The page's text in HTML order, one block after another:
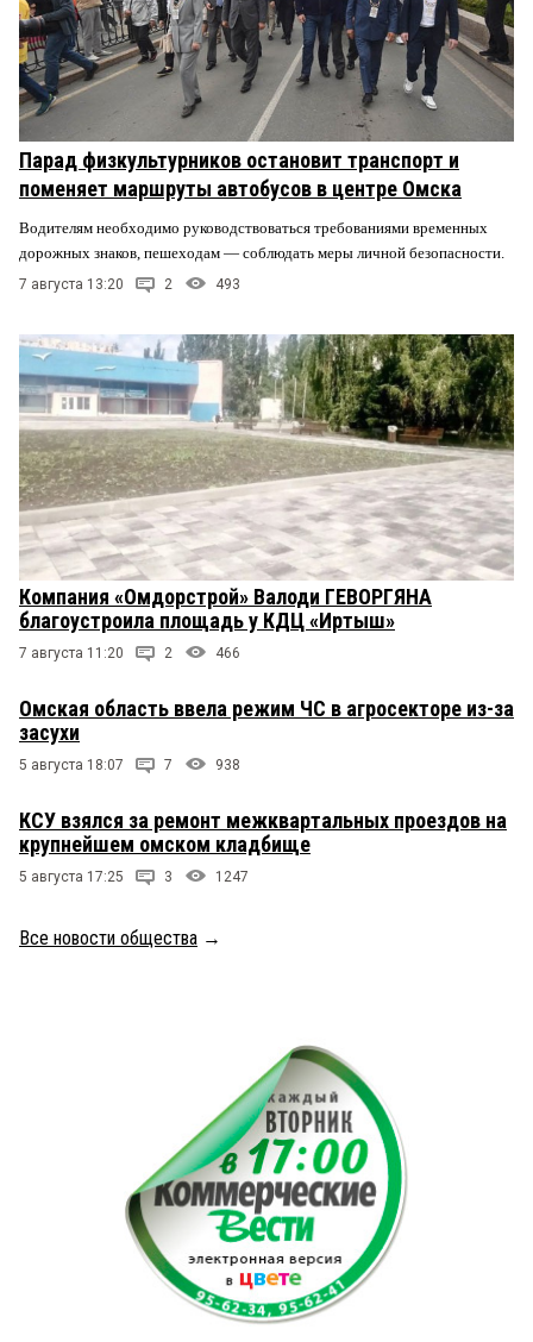
Парад физкультурников остановит транспорт и
поменяет маршруты автобусов в центре Омска
Водителям необходимо руководствоваться требованиями временных
дорожных знаков, пешеходам — соблюдать меры личной безопасности.
7 августа 13:20 2 493
Компания «Омдорстрой» Валоди ГЕВОРГЯНА
благоустроила площадь у КДЦ «Иртыш»
7 августа 11:20 2 466
Омская область ввела режим ЧС в агросекторе из-за
засухи
5 августа 18:07 7 938
КСУ взялся за ремонт межквартальных проездов на
крупнейшем омском кладбище
5 августа 17:25 3 1247
Все новости общества →